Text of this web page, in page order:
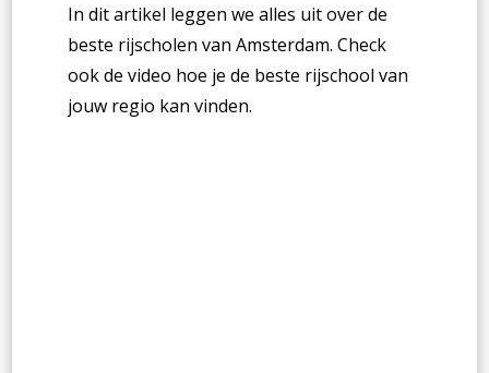
In dit artikel leggen we alles uit over de
beste rijscholen van Amsterdam. Check
ook de video hoe je de beste rijschool van
jouw regio kan vinden.